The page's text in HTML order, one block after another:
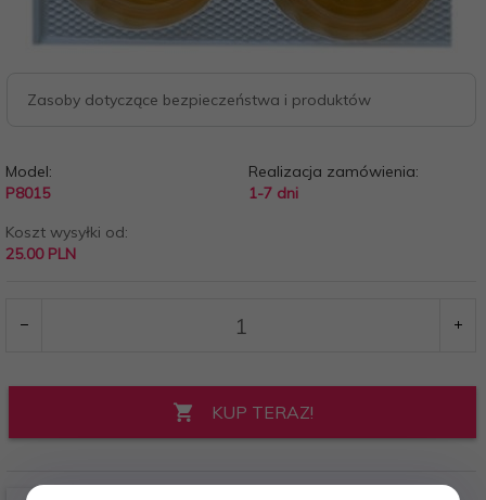
Zasoby dotyczące bezpieczeństwa i produktów
Model:
P8015
Realizacja zamówienia:
1-7 dni
Koszt wysyłki od:
25.00 PLN
KUP TERAZ!